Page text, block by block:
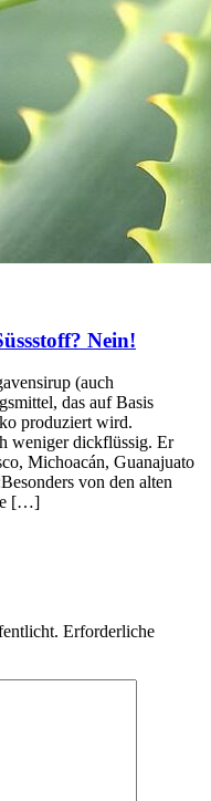
Nein!
(auch
das auf Basis
produziert wird.
weniger dickflüssig. Er
Michoacán, Guanajuato
von den alten
[…]
Erforderliche